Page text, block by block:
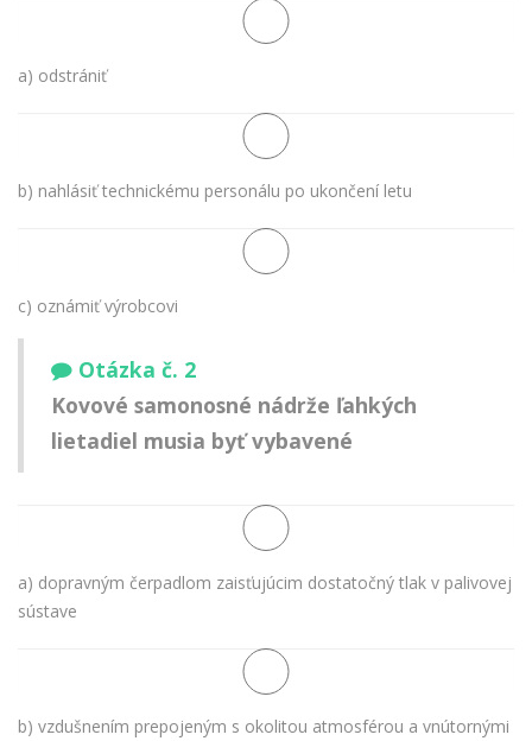
a) odstrániť
b) nahlásiť technickému personálu po ukončení letu
c) oznámiť výrobcovi
Otázka č. 2
Kovové samonosné nádrže ľahkých
lietadiel musia byť vybavené
a) dopravným čerpadlom zaisťujúcim dostatočný tlak v palivovej
sústave
b) vzdušnením prepojeným s okolitou atmosférou a vnútornými